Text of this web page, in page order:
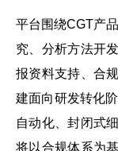
平台围绕CGT产
究、分析方法开
报资料支持、合
建面向研发转化
自动化、封闭式
将以合规体系为